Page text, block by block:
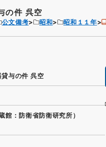
の件 呉空
公文備考 昭和 昭和１１年
与の件 呉空
：防衛省防衛研究所）